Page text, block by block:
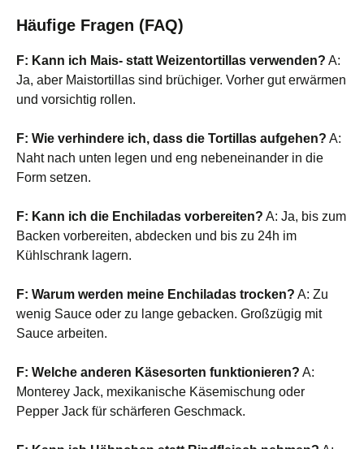
Häufige Fragen (FAQ)
F: Kann ich Mais- statt Weizentortillas verwenden? A:
Ja, aber Maistortillas sind brüchiger. Vorher gut erwärmen
und vorsichtig rollen.
F: Wie verhindere ich, dass die Tortillas aufgehen? A:
Naht nach unten legen und eng nebeneinander in die
Form setzen.
F: Kann ich die Enchiladas vorbereiten? A: Ja, bis zum
Backen vorbereiten, abdecken und bis zu 24h im
Kühlschrank lagern.
F: Warum werden meine Enchiladas trocken? A: Zu
wenig Sauce oder zu lange gebacken. Großzügig mit
Sauce arbeiten.
F: Welche anderen Käsesorten funktionieren? A:
Monterey Jack, mexikanische Käsemischung oder
Pepper Jack für schärferen Geschmack.